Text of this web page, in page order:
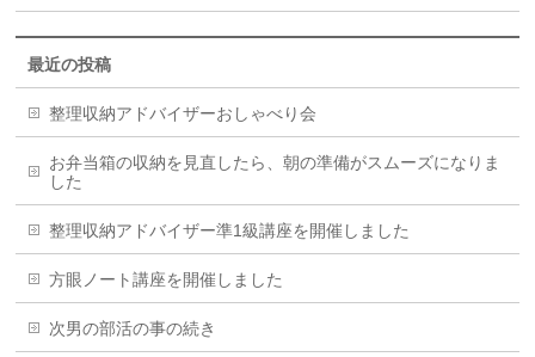
最近の投稿
整理収納アドバイザーおしゃべり会
お弁当箱の収納を見直したら、朝の準備がスムーズになりま
した
整理収納アドバイザー準1級講座を開催しました
方眼ノート講座を開催しました
次男の部活の事の続き